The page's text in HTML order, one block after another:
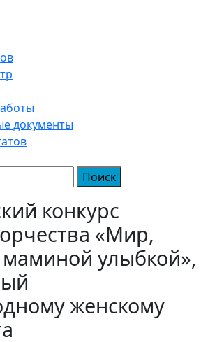
документы
конкурс
«Мир,
улыбкой»,
женскому